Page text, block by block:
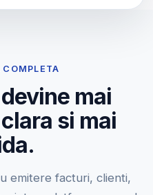
COMPLETA
mai
si mai
emitere facturi, clienti,